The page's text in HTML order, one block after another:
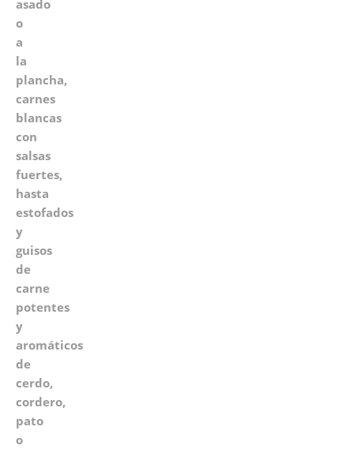
asado
o
a
la
plancha,
carnes
blancas
con
salsas
fuertes,
hasta
estofados
y
guisos
de
carne
potentes
y
aromáticos
de
cerdo,
cordero,
pato
o